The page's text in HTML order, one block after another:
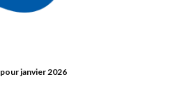
janvier 2026